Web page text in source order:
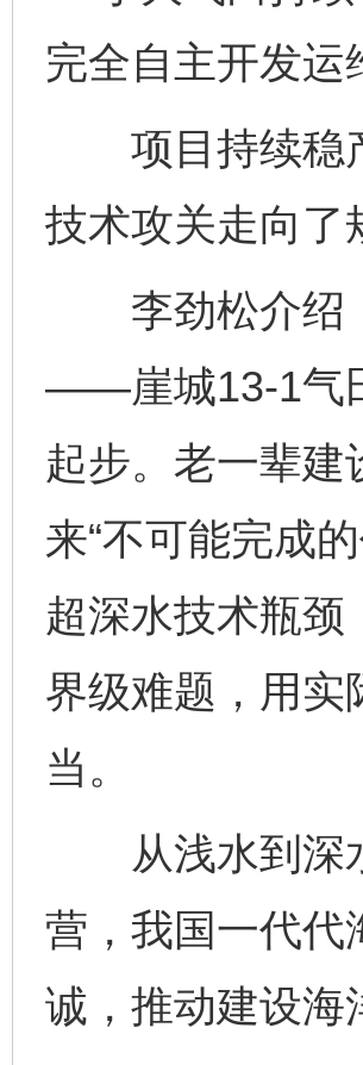
完全自主开发运
项目持续稳产
技术攻关走向了
李劲松介绍，
——崖城13-1气
起步。老一辈建
来“不可能完成
超深水技术瓶颈
界级难题，用实
当。
从浅水到深水
营，我国一代代
诚，推动建设海